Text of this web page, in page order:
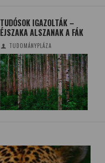
TUDÓSOK IGAZOLTÁK –
ÉJSZAKA ALSZANAK A FÁK
TUDOMÁNYPLÁZA